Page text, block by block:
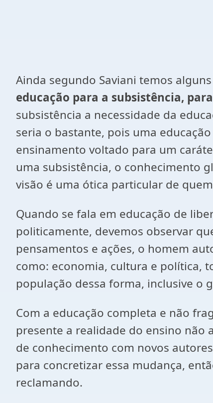
Ainda segundo Saviani temos
educação para a subsistência,
subsistência a necessidade da
seria o bastante, pois uma
ensinamento voltado para um
uma subsistência, o conhecimento
visão é uma ótica particular de
Quando se fala em educação de
politicamente, devemos observar
pensamentos e ações, o homem
como: economia, cultura e política,
população dessa forma, inclusive o
Com a educação completa e não
presente a realidade do ensino não
de conhecimento com novos
para concretizar essa mudança,
reclamando.